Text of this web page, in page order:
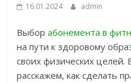
16.01.2024 admin
Выборабонемента в
на пути к здоровому
своих физических
расскажем, как сделать